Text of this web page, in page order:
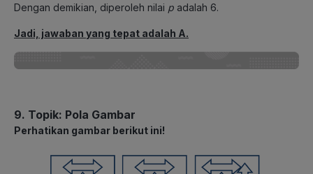
Dengan demikian, diperoleh nilai p adalah 6.
Jadi, jawaban yang tepat adalah A.
9. Topik: Pola Gambar
Perhatikan gambar berikut ini!